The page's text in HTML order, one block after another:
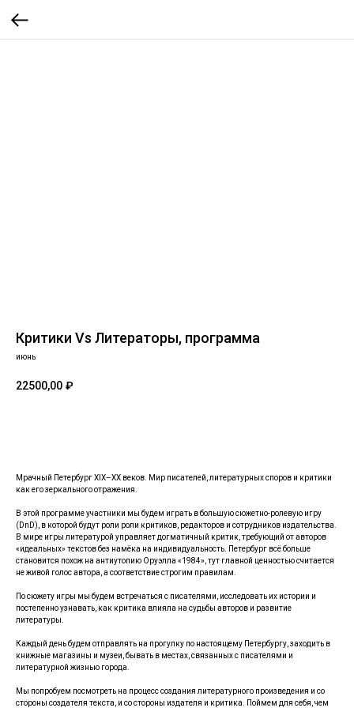
Критики Vs Литераторы, программа
июнь
22500,00 ₽
Мрачный Петербург XIX–XX веков. Мир писателей, литературных споров и критики
как его зеркального отражения.
В этой программе участники мы будем играть в большую сюжетно-ролевую игру
(DnD), в которой будут роли роли критиков, редакторов и сотрудников издательства.
В мире игры литературой управляет догматичный критик, требующий от авторов
«идеальных» текстов без намёка на индивидуальность. Петербург всё больше
становится похож на антиутопию Оруэлла «1984», тут главной ценностью считается
не живой голос автора, а соответствие строгим правилам.
По сюжету игры мы будем встречаться с писателями, исследовать их истории и
постепенно узнавать, как критика влияла на судьбы авторов и развитие
литературы.
Каждый день будем отправлять на прогулку по настоящему Петербургу, заходить в
книжные магазины и музеи, бывать в местах, связанных с писателями и
литературной жизнью города.
Мы попробуем посмотреть на процесс создания литературного произведения и со
стороны создателя текста, и со стороны издателя и критика. Поймем для себя, чем